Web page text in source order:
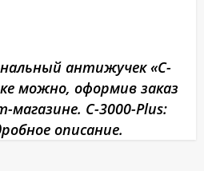
антижучек «C-
можно, оформив заказ
C-3000-Plus:
описание.